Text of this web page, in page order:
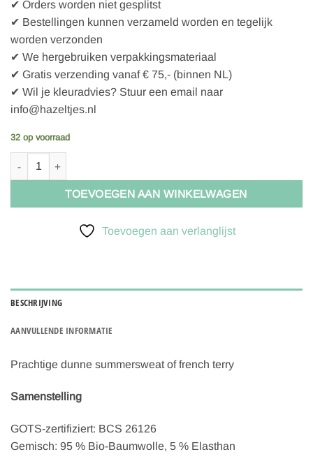
✔ Orders worden niet gesplitst
✔ Bestellingen kunnen verzameld worden en tegelijk
worden verzonden
✔ We hergebruiken verpakkingsmateriaal
✔ Gratis verzending vanaf € 75,- (binnen NL)
✔ Wil je kleuradvies? Stuur een email naar
info@hazeltjes.nl
32 op voorraad
French Terry uni -1200-795 Sage aantal
TOEVOEGEN AAN WINKELWAGEN
Toevoegen aan verlanglijst
BESCHRIJVING
AANVULLENDE INFORMATIE
Prachtige dunne summersweat of french terry
Samenstelling
GOTS-zertifiziert: BCS 26126
Gemisch: 95 % Bio-Baumwolle, 5 % Elasthan